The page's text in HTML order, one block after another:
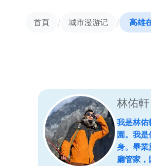
首頁 / 城市漫游记 / 高雄
林佑軒
我是林佑
園。我
身。畢業
廳管家